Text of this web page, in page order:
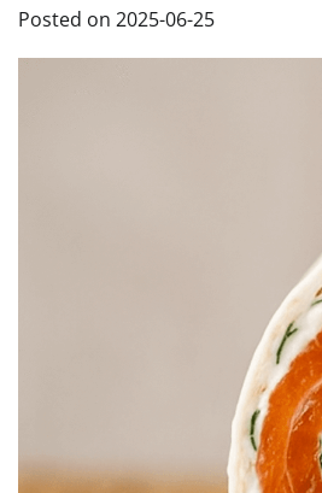
Posted on 2025-06-25